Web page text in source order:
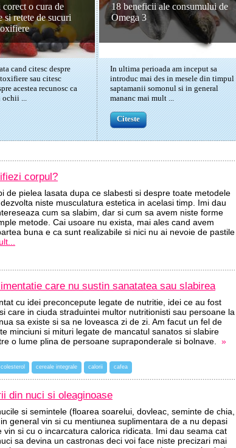
o cura de
si retete de sucuri
cand citesc despre
sau citesc
acestea recunosc ca
ochii ...
18 beneficii ale consumului de
Omega 3
In ultima perioada am inceput sa
introduc mai des in mesele din timpul
saptamanii somonul si in general
mananc mai mult ...
Citeste
corpul?
de pielea lasata dupa ce slabesti si despre toate metodele
niste musculatura estetica in acelasi timp. Imi dau
cum sa slabim, dar si cum sa avem niste forme
metode. Cai usoare nu exista, mai ales cand avem
buna e ca sunt realizabile si nici nu ai nevoie de pastile
care nu sustin sanatatea sau slabirea
cu idei preconcepute legate de nutritie, idei ce au fost
care in ciuda straduintei multor nutritionisti sau persoane la
sa existe si sa ne loveasca zi de zi. Am facut un fel de
minciuni si mituri legate de mancatul sanatos si slabire
o lume plina de persoane supraponderale si bolnave. »
colesterol cereale integrale calorii cafea
din nuci si oleaginoase
si semintele (floarea soarelui, dovleac, seminte de chia,
general vin si cu mentiunea suplimentara de a nu depasi
si cu o incarcatura calorica ridicata. Imi dau seama cat
sa devina un castronas deci voi face niste precizari mai